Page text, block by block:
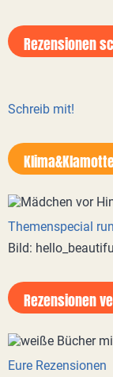
Rezensionen
Schreib mit!
Themenspecial
Bild:
Rezensionen
Eure Rezensionen